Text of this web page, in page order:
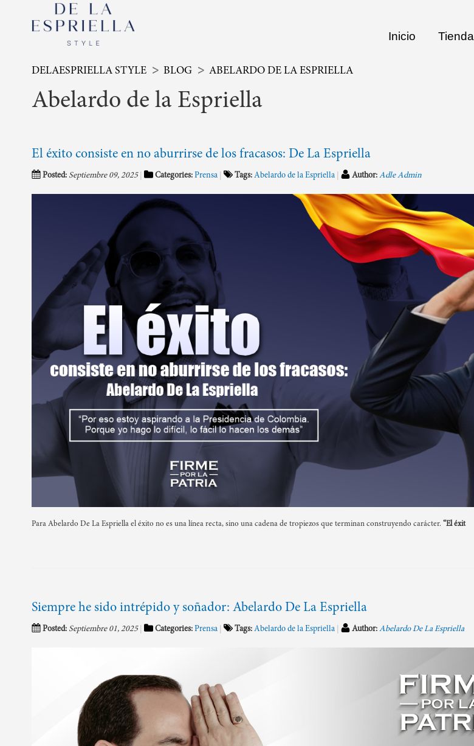
Inicio Tienda
DELAESPRIELLA STYLE BLOG ABELARDO DE LA ESPRIELLA
Abelardo de la Espriella
El éxito consiste en no aburrirse de los fracasos: De La Espriella
Posted: Septiembre 09, 2025 Categories: Prensa Tags: Abelardo de la Espriella Author: Adle Admin
Para Abelardo De La Espriella el éxito no es una línea recta, sino una cadena de tropiezos que terminan construyendo carácter. “El éxit
Siempre he sido intrépido y soñador: Abelardo De La Espriella
Posted: Septiembre 01, 2025 Categories: Prensa Tags: Abelardo de la Espriella Author: Abelardo De La Espriella